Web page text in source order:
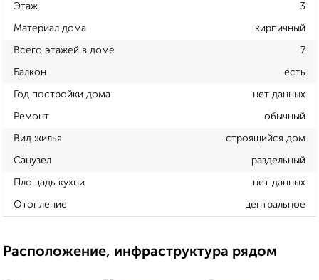
Этаж 3
Материал дома кирпичный
Всего этажей в доме 7
Балкон есть
Год постройки дома нет данных
Ремонт обычный
Вид жилья строящийся дом
Санузел раздельный
Площадь кухни нет данных
Отопление центральное
Расположение, инфраструктура рядом